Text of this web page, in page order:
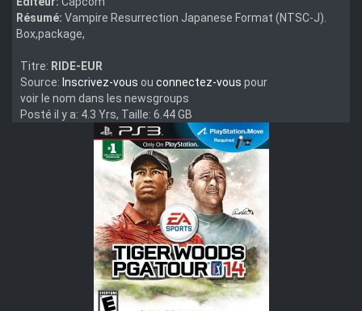
Résumé: Vampire Resurrection Japanese Format (NTSC-J).
Box,package,
Titre: RIDE-EUR
Source: Inscrivez-vous ou connectez-vous pour
voir le nom dans les newsgroups
Posté il y a: 4.3 Yrs, Taille: 6.44 GB